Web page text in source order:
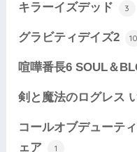
キラーイズデッド 3
グラビティデイズ2 10
喧嘩番長6 SOUL＆
剣と魔法のログレス
コールオブデューテ
ェア
1